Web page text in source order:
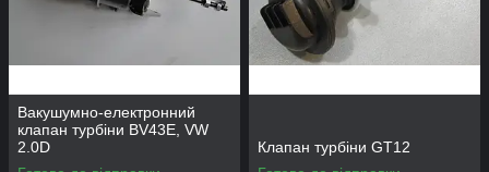
Вакушумно-електронний
клапан турбіни BV43E, VW
2.0D
Клапан турбіни GT12